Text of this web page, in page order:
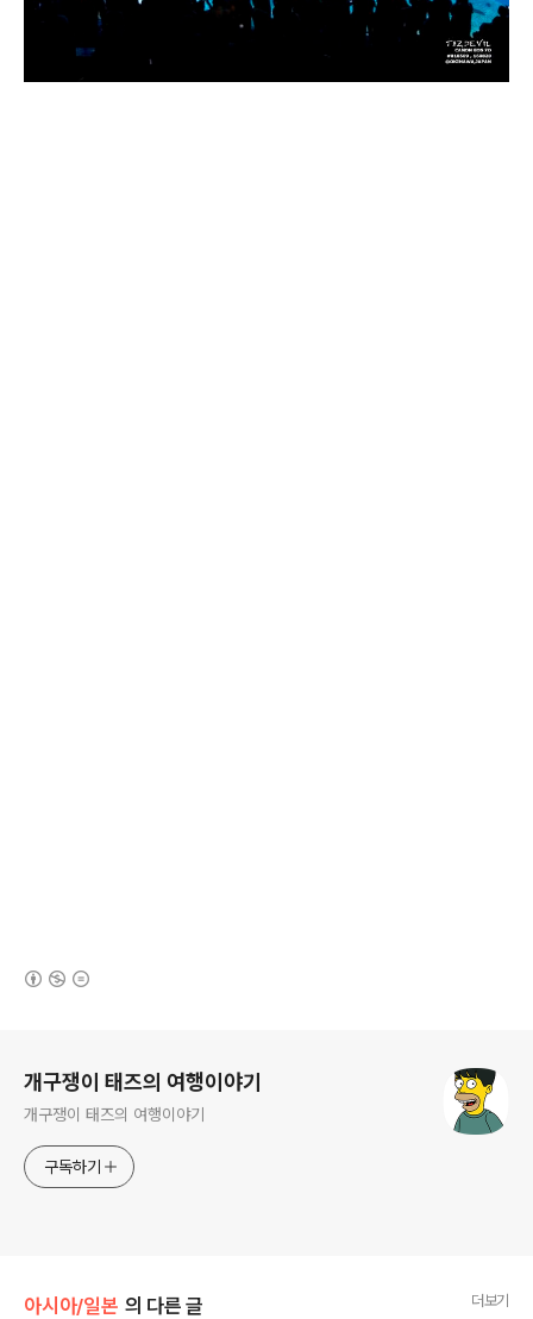
개구쟁이 태즈의 여행이야기
개구쟁이 태즈의 여행이야기
구독하기
아시아/일본 의 다른 글 더보기